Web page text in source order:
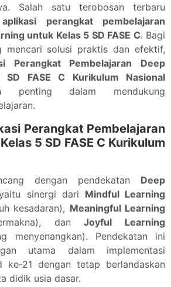
Salah satu terobosan terbaru
aplikasi perangkat pembelajaran
untuk Kelas 5 SD FASE C. Bagi
mencari solusi praktis dan efektif,
Perangkat Pembelajaran Deep
FASE C Kurikulum Nasional
penting dalam mendukung
Perangkat Pembelajaran
5 SD FASE C Kurikulum
dengan pendekatan Deep
sinergi dari Mindful Learning
kesadaran), Meaningful Learning
danJoyful Learning
menyenangkan). Pendekatan ini
utama dalam implementasi
ke-21 dengan tetap berlandaskan
didik usia dasar.